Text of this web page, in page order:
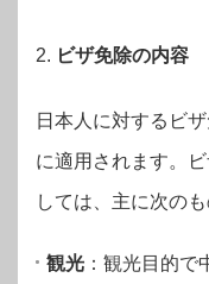
2. ビザ免除の内容
日本人に対するビザ
に適用されます。
しては、主に次の
観光 ：観光目的で